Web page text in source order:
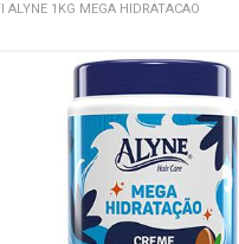
ALYNE 1KG MEGA HIDRATACAO